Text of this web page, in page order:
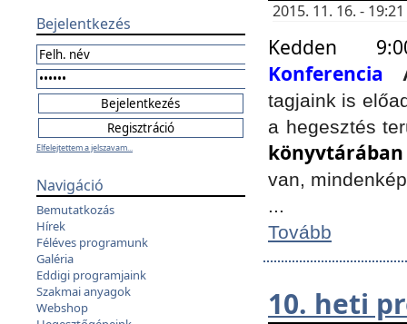
Bejelentkezés
Elfelejtettem a jelszavam...
Navigáció
Bemutatkozás
Hírek
Féléves programunk
Galéria
Eddigi programjaink
Szakmai anyagok
Webshop
2015. 11. 16. -
Kedden
Konferencia
tagjaink is
a hegesztés
könyvtárában
van,
...
Tovább
10. heti